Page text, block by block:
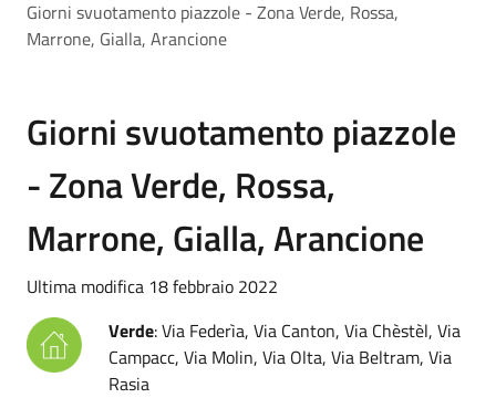
Giorni svuotamento piazzole - Zona Verde, Rossa,
Marrone, Gialla, Arancione
Giorni svuotamento piazzole
- Zona Verde, Rossa,
Marrone, Gialla, Arancione
Ultima modifica 18 febbraio 2022
Verde: Via Federìa, Via Canton, Via Chèstèl, Via
Campacc, Via Molin, Via Olta, Via Beltram, Via
Rasia